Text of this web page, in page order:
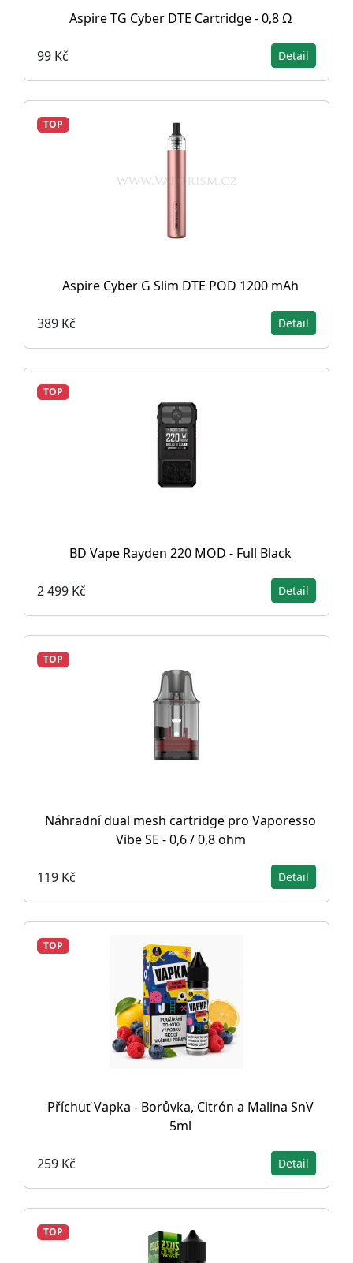
Aspire TG Cyber DTE Cartridge - 0,8 Ω
99 Kč Detail
TOP
Aspire Cyber G Slim DTE POD 1200 mAh
389 Kč Detail
TOP
BD Vape Rayden 220 MOD - Full Black
2 499 Kč Detail
TOP
Náhradní dual mesh cartridge pro Vaporesso
Vibe SE - 0,6 / 0,8 ohm
119 Kč Detail
TOP
Příchuť Vapka - Borůvka, Citrón a Malina SnV
5ml
259 Kč Detail
TOP